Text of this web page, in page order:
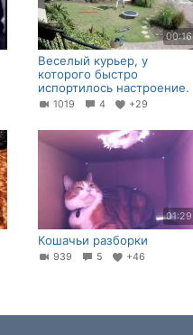
00:16
Веселый курьер, у
которого быстро
испортилось настроение.
1019 4 +29
01:29
Кошачьи разборки
939 5 +46